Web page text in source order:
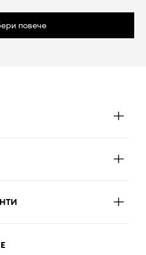
повече